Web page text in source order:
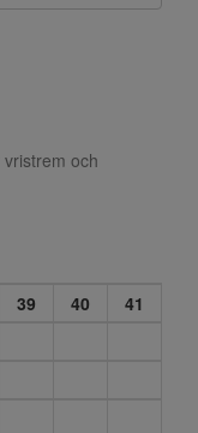
och
39 40
41